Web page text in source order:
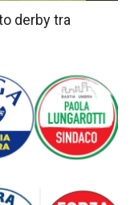
derby tra